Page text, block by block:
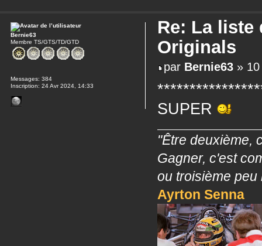
Re: La liste
Originals
par Bernie63 »
SUPER
"Être deuxième,
Gagner, c'est
ou troisième
Ayrton Senna
Bernie63
Membre TS/GTS/TD/GTD
Messages: 384
Inscription: 24 Avr 2024, 14:33